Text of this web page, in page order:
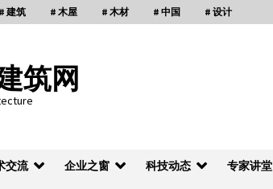
# 建筑 # 木屋 # 木材 # 中国 # 设计
筑网
交流 企业之窗 科技动态 专家讲堂